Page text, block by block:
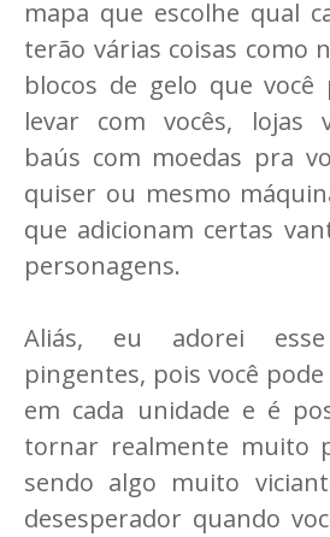
mapa que escolhe qual
terão várias coisas como
blocos de gelo que
levar com vocês, lojas
baús com moedas pra
quiser ou mesmo
que adicionam certas
personagens.
Aliás, eu adorei
pingentes, pois você
em cada unidade e é
tornar realmente muito
sendo algo muito
desesperador quando